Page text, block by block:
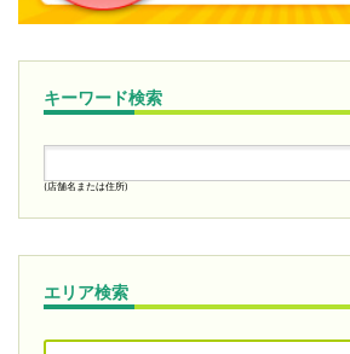
キーワード検索
(店舗名または住所)
エリア検索